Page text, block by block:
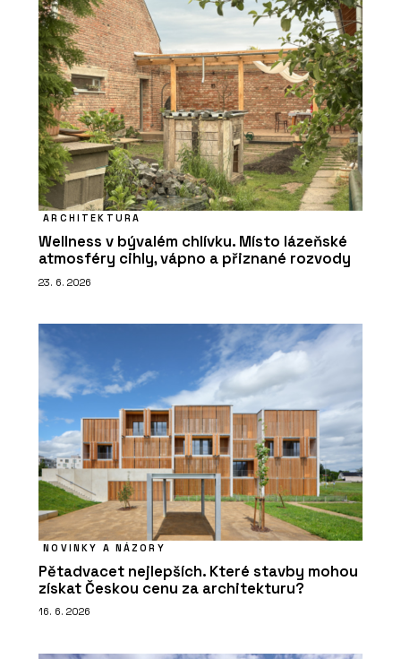
ARCHITEKTURA
Wellness v bývalém chlívku. Místo lázeňské
atmosféry cihly, vápno a přiznané rozvody
23. 6. 2026
NOVINKY A NÁZORY
Pětadvacet nejlepších. Které stavby mohou
získat Českou cenu za architekturu?
16. 6. 2026